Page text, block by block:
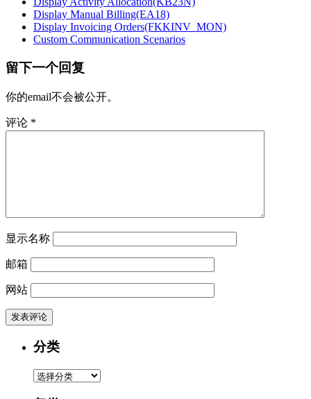
Display Manual Billing(EA18)
Display Invoicing Orders(FKKINV_MON)
Custom Communication Scenarios
留下一个回复
你的email不会被公开。
评论 *
显示名称
邮箱
网站
分类
分